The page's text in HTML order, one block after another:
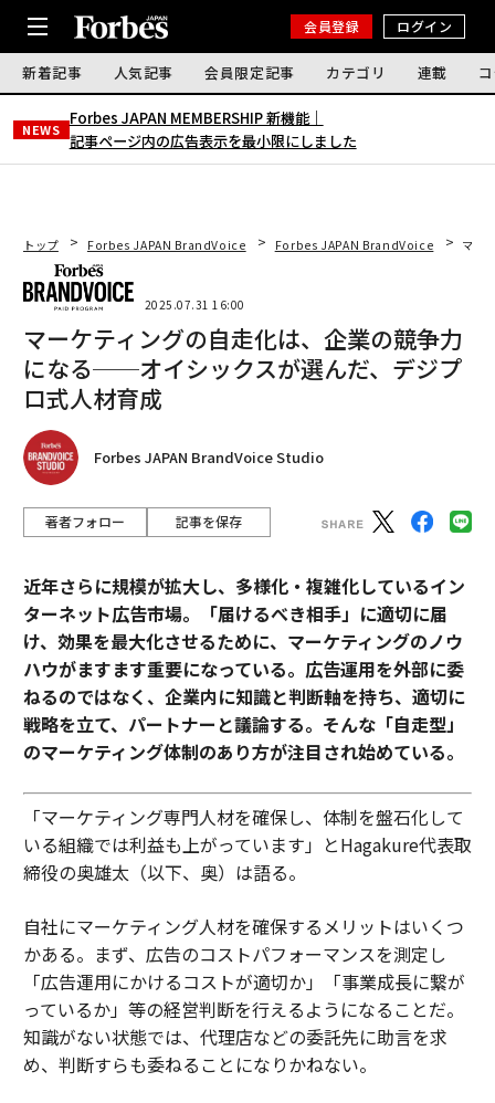
会員登録 ログイン
新着記事 人気記事 会員限定記事 カテゴリ 連載
NEWS
Forbes JAPAN MEMBERSHIP 新機能｜
記事ページ内の広告表示を最小限にしました
トップ Forbes JAPAN BrandVoice Forbes JAPAN BrandVoice マー
2025.07.31 16:00
マーケティングの自走化は、企業の競争力
になる──オイシックスが選んだ、デジプ
ロ式人材育成
Forbes JAPAN BrandVoice Studio
著者フォロー 記事を保存
近年さらに規模が拡大し、多様化・複雑化しているイン
ターネット広告市場。「届けるべき相手」に適切に届
け、効果を最大化させるために、マーケティングのノウ
ハウがますます重要になっている。広告運用を外部に委
ねるのではなく、企業内に知識と判断軸を持ち、適切に
戦略を立て、パートナーと議論する。そんな「自走型」
のマーケティング体制のあり方が注目され始めている。
「マーケティング専門人材を確保し、体制を盤石化して
いる組織では利益も上がっています」とHagakure代表取
締役の奥雄太（以下、奥）は語る。
自社にマーケティング人材を確保するメリットはいくつ
かある。まず、広告のコストパフォーマンスを測定し
「広告運用にかけるコストが適切か」「事業成長に繋が
っているか」等の経営判断を行えるようになることだ。
知識がない状態では、代理店などの委託先に助言を求
め、判断すらも委ねることになりかねない。